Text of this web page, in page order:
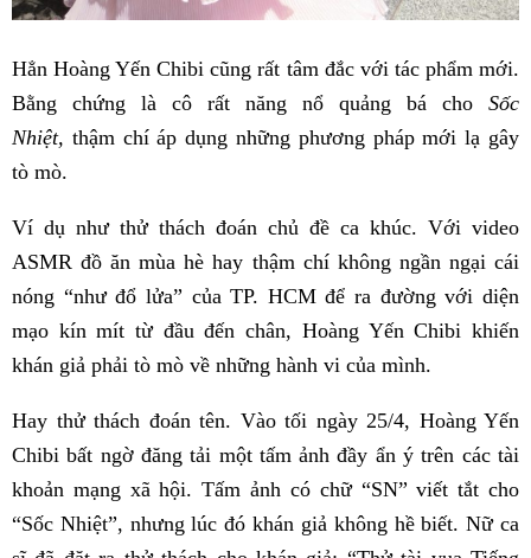
Hẳn Hoàng Yến Chibi cũng rất tâm đắc với tác phẩm mới.
Bằng chứng là cô rất năng nổ quảng bá cho Sốc
Nhiệt, thậm chí áp dụng những phương pháp mới lạ gây
tò mò.
Ví dụ như thử thách đoán chủ đề ca khúc. Với video
ASMR đồ ăn mùa hè hay thậm chí không ngần ngại cái
nóng “như đổ lửa” của TP. HCM để ra đường với diện
mạo kín mít từ đầu đến chân, Hoàng Yến Chibi khiến
khán giả phải tò mò về những hành vi của mình.
Hay thử thách đoán tên. Vào tối ngày 25/4, Hoàng Yến
Chibi bất ngờ đăng tải một tấm ảnh đầy ẩn ý trên các tài
khoản mạng xã hội. Tấm ảnh có chữ “SN” viết tắt cho
“Sốc Nhiệt”, nhưng lúc đó khán giả không hề biết. Nữ ca